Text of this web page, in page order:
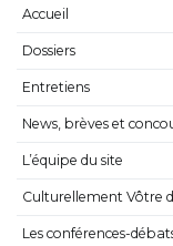
Accueil
Dossiers
Entretiens
News, brèves et
L’équipe du site
Culturellement Vôtre
Les conférences-